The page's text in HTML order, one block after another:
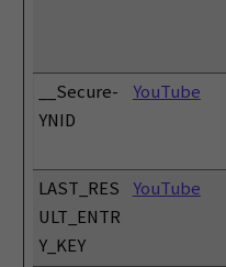
__Secure-
YNID
YouTube
LAST_RES
ULT_ENTR
Y_KEY
YouTube